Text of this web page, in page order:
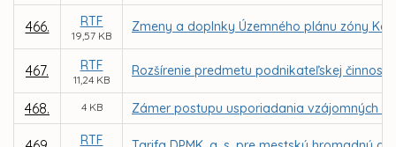
466. RTF
19,57 KB
Zmeny a doplnky Územného plánu zóny
467. RTF
11,24 KB
Rozšírenie predmetu podnikateľskej
468. 4 KB Zámer postupu usporiadania vzájomných
RTF